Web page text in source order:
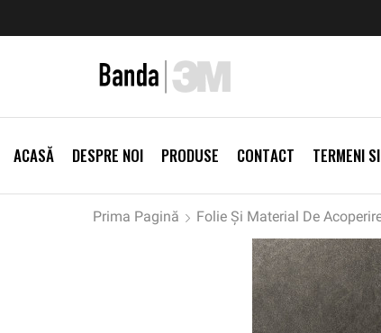
ACASĂ DESPRE NOI PRODUSE CONTACT TERMENI
Prima Pagină Folie Și Material De